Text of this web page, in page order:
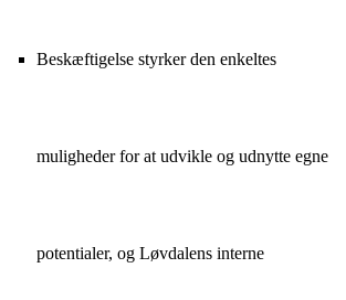
Beskæftigelse styrker den enkeltes
muligheder for at udvikle og udnytte egne
potentialer, og Løvdalens interne